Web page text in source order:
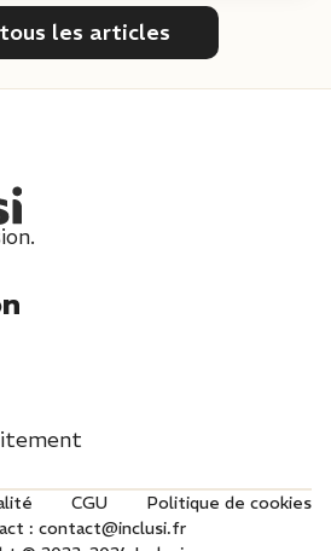
les articles
CGU
Politique de cookies
: contact@inclusi.fr